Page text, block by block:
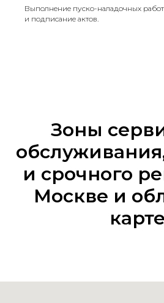
Выполнение пуско-наладочных
и подписание актов.
Зоны
и срочного
Москве и
карте